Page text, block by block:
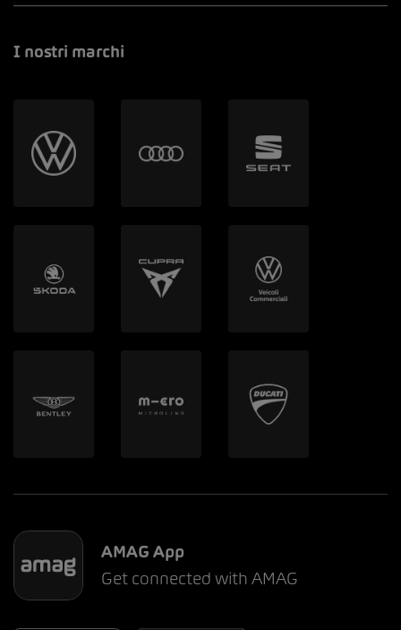
I nostri marchi
AMAG App
Get connected with AMAG